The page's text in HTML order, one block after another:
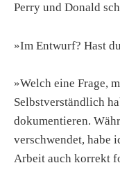
Perry und Donald
»Im Entwurf? Hast
»Welch eine Frage,
Selbstverständlich
dokumentieren.
verschwendet, habe
Arbeit auch korrekt